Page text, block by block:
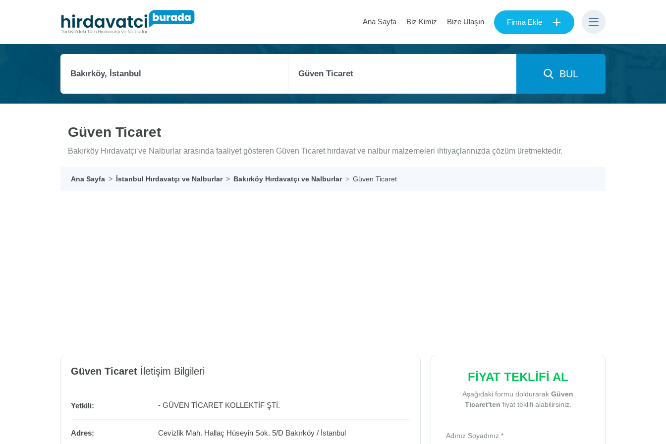
Ana Sayfa Biz Kimiz Bize Ulaşın Firma Ekle +
BUL
Güven Ticaret
Bakırköy Hırdavatçı ve Nalburlar arasında faaliyet gösteren Güven Ticaret hırdavat ve nalbur malzemeleri ihtiyaçlarınızda çözüm üretmektedir.
Ana Sayfa İstanbul Hırdavatçı ve Nalburlar Bakırköy Hırdavatçı ve Nalburlar Güven Ticaret
Güven Ticaret İletişim Bilgileri
Yetkili: - GÜVEN TİCARET KOLLEKTİF ŞTİ.
Adres: Cevizlik Mah. Hallaç Hüseyin Sok. 5/D Bakırköy / İstanbul
FİYAT TEKLİFİ AL
Aşağıdaki formu doldurarakGüven
Ticaret'ten fiyat teklifi alabilirsiniz.
Adınız Soyadınız *